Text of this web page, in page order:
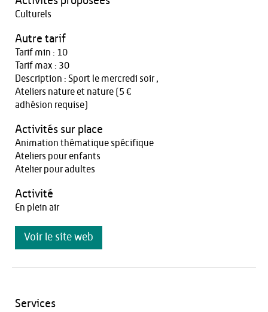
Culturels
Autre tarif
Tarif min : 10
Tarif max : 30
Description : Sport le mercredi soir ,
Ateliers nature et nature (5 €
adhésion requise)
Activités sur place
Animation thématique spécifique
Ateliers pour enfants
Atelier pour adultes
Activité
En plein air
Voir le site web
Services